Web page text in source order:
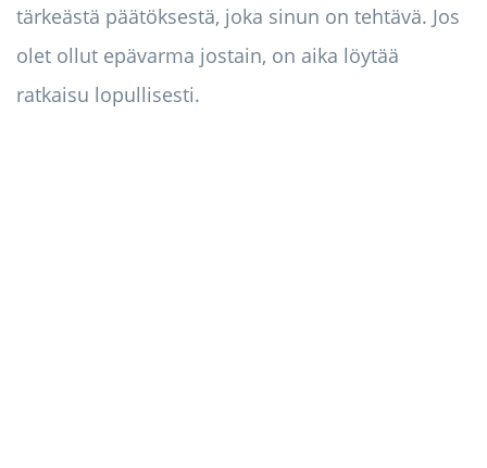
tärkeästä päätöksestä, joka sinun on tehtävä. Jos
olet ollut epävarma jostain, on aika löytää
ratkaisu lopullisesti.